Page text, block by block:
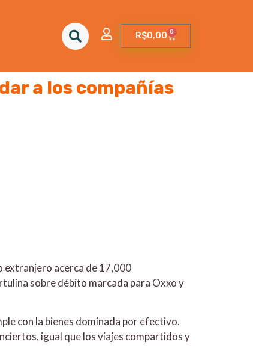
R$0,00 0
a los compañías
extranjero acerca de 17,000
sobre débito marcada para Oxxo y
con la bienes dominada por efectivo.
igual que los viajes compartidos y